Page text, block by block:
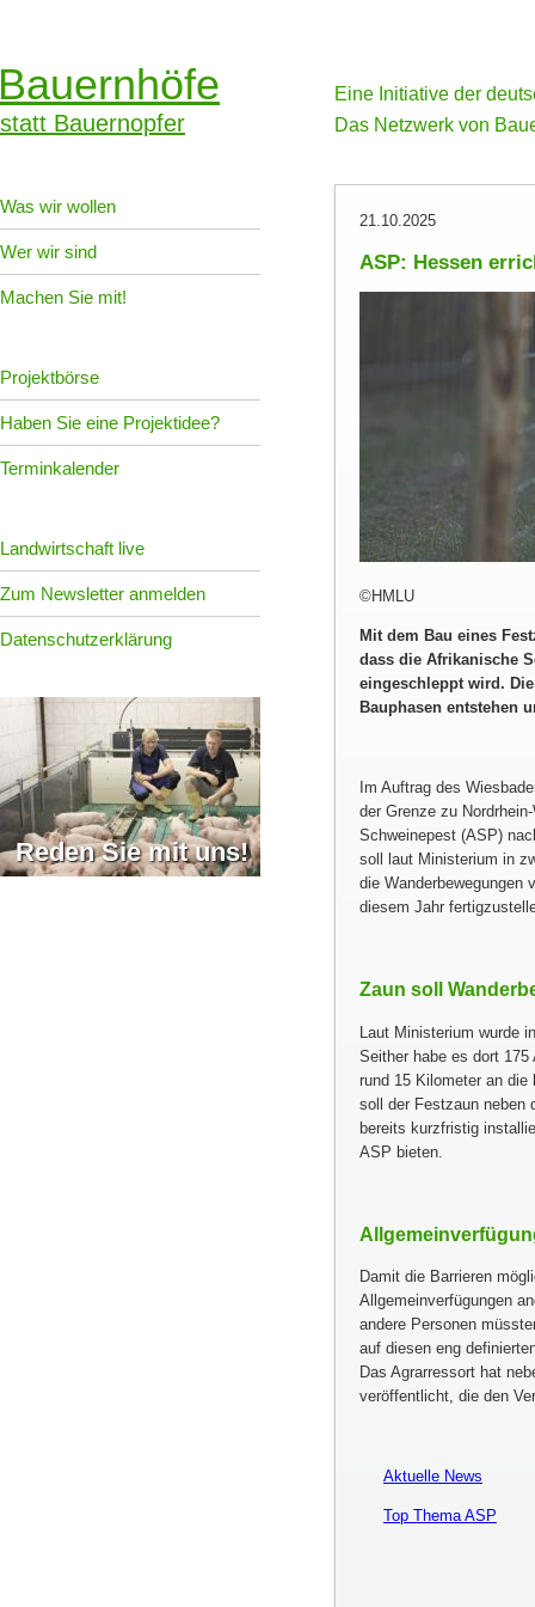
statt Bauernopfer
Eine Initiative der
Das Netzwerk von
Was wir wollen
Wer wir sind
Machen Sie mit!
Projektbörse
Haben Sie eine Projektidee?
Terminkalender
Landwirtschaft live
Zum Newsletter anmelden
Datenschutzerklärung
Reden Sie mit uns!
21.10.2025
ASP: Hessen
©HMLU
Mit dem Bau eines
dass die Afrikanische
eingeschleppt wird.
Bauphasen entstehen
Im Auftrag des
der Grenze zu
Schweinepest (ASP)
soll laut Ministerium in
die Wanderbewegungen
diesem Jahr
Zaun soll
Laut Ministerium wurde
Seither habe es dort
rund 15 Kilometer an die
soll der Festzaun neben
bereits kurzfristig
ASP bieten.
Damit die Barrieren
Allgemeinverfügungen
andere Personen
auf diesen eng
Das Agrarressort hat
veröffentlicht, die den
Aktuelle News
Top Thema ASP